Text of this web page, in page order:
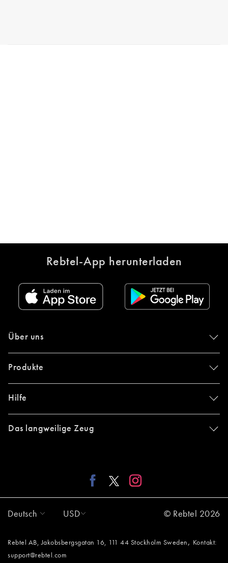
Rebtel-App herunterladen
Über uns
Produkte
Hilfe
Das langweilige Zeug
Deutsch USD © Rebtel 2026
Rebtel AB, Jakobsbergsgatan 16, 111 44 Stockholm Sweden ,
Kontakt:
support@rebtel.com